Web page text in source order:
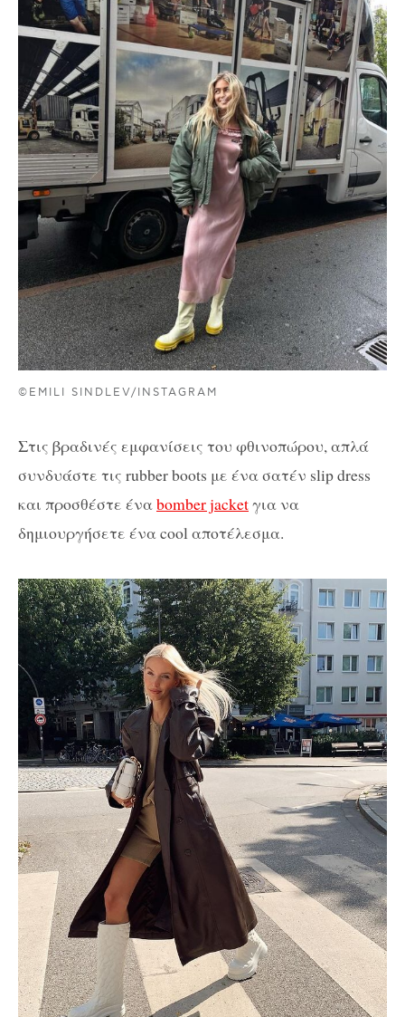
©EMILI SINDLEV/INSTAGRAM
Στις βραδινές εμφανίσεις του φθινοπώρου, απλά
συνδυάστε τις rubber boots με ένα σατέν slip dress
και προσθέστε έναbomber jacketγια να
δημιουργήσετε ένα cool αποτέλεσμα.